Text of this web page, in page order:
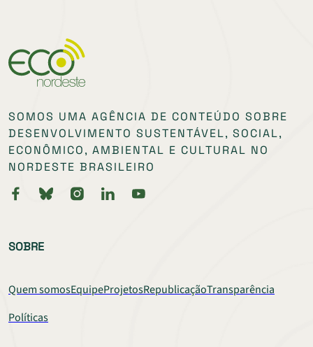
SOMOS UMA AGÊNCIA DE CONTEÚDO SOBRE
DESENVOLVIMENTO SUSTENTÁVEL, SOCIAL,
ECONÔMICO, AMBIENTAL E CULTURAL NO
NORDESTE BRASILEIRO
SOBRE
Quem somosEquipeProjetosRepublicaçãoTransparência
Políticas